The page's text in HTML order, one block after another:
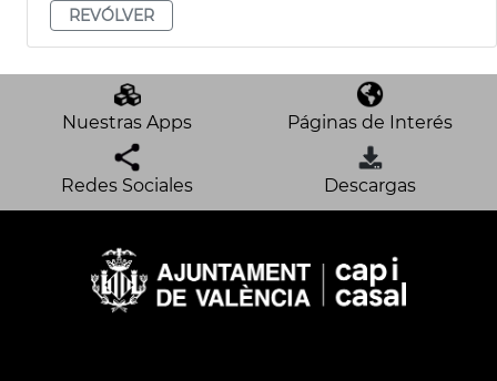
REVÓLVER
Nuestras Apps Páginas de Interés
Redes Sociales Descargas